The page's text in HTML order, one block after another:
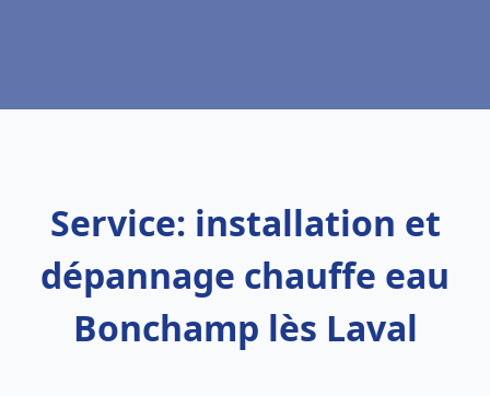
Service: installation et
dépannage chauffe eau
Bonchamp lès Laval